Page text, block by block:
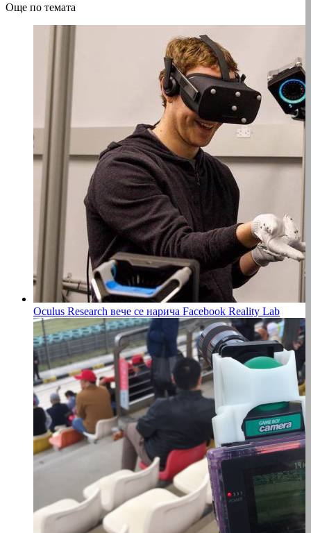
Още по темата
Oculus Research вече се нарича Facebook Reality Lab